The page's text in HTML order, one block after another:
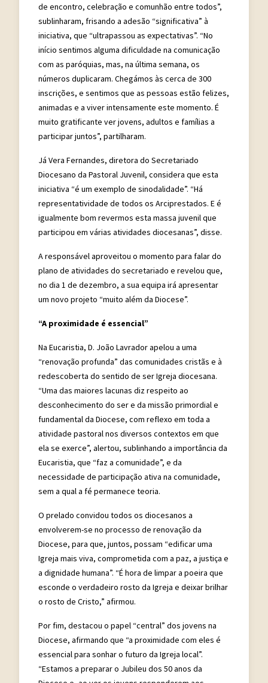
de encontro, celebração e comunhão entre todos”,
sublinharam, frisando a adesão “significativa” à
iniciativa, que “ultrapassou as expectativas”. “No
início sentimos alguma dificuldade na comunicação
com as paróquias, mas, na última semana, os
números duplicaram. Chegámos às cerca de 300
inscrições, e sentimos que as pessoas estão felizes,
animadas e a viver intensamente este momento. É
muito gratificante ver jovens, adultos e famílias a
participar juntos”, partilharam.
Já Vera Fernandes, diretora do Secretariado
Diocesano da Pastoral Juvenil, considera que esta
iniciativa “é um exemplo de sinodalidade”. “Há
representatividade de todos os Arciprestados. E é
igualmente bom revermos esta massa juvenil que
participou em várias atividades diocesanas”, disse.
A responsável aproveitou o momento para falar do
plano de atividades do secretariado e revelou que,
no dia 1 de dezembro, a sua equipa irá apresentar
um novo projeto “muito além da Diocese”.
“A proximidade é essencial”
Na Eucaristia, D. João Lavrador apelou a uma
“renovação profunda” das comunidades cristãs e à
redescoberta do sentido de ser Igreja diocesana.
“Uma das maiores lacunas diz respeito ao
desconhecimento do ser e da missão primordial e
fundamental da Diocese, com reflexo em toda a
atividade pastoral nos diversos contextos em que
ela se exerce”, alertou, sublinhando a importância da
Eucaristia, que “faz a comunidade”, e da
necessidade de participação ativa na comunidade,
sem a qual a fé permanece teoria.
O prelado convidou todos os diocesanos a
envolverem-se no processo de renovação da
Diocese, para que, juntos, possam “edificar uma
Igreja mais viva, comprometida com a paz, a justiça e
a dignidade humana”. “É hora de limpar a poeira que
esconde o verdadeiro rosto da Igreja e deixar brilhar
o rosto de Cristo,” afirmou.
Por fim, destacou o papel “central” dos jovens na
Diocese, afirmando que “a proximidade com eles é
essencial para sonhar o futuro da Igreja local”.
“Estamos a preparar o Jubileu dos 50 anos da